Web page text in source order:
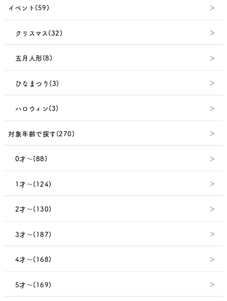
イベント(59)
クリスマス(32)
五月人形(8)
ひなまつり(3)
ハロウィン(3)
対象年齢で探す(270)
0才～(88)
1才～(124)
2才～(130)
3才～(187)
4才～(168)
5才～(169)